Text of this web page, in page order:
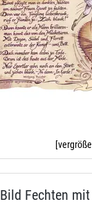
Bild Fechten